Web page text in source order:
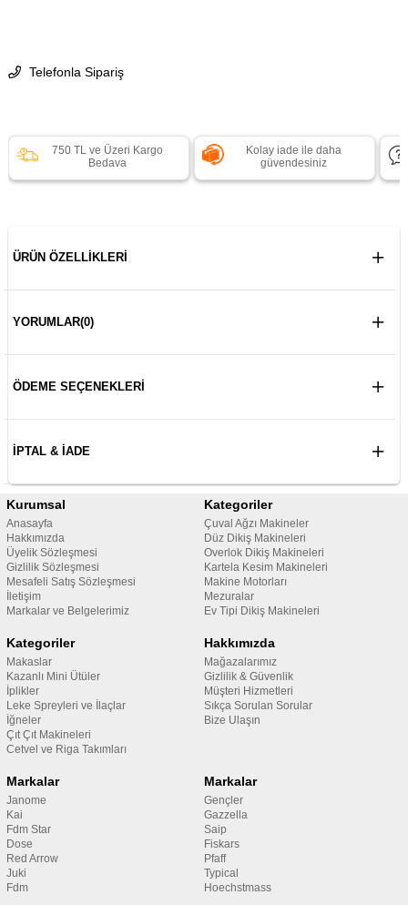
Telefonla Sipariş
750 TL ve Üzeri Kargo
Bedava
Kolay iade ile daha
güvendesiniz
ÜRÜN ÖZELLIKLERI
YORUMLAR(0)
ÖDEME SEÇENEKLERI
İPTAL & İADE
Kurumsal
Anasayfa
Hakkımızda
Üyelik Sözleşmesi
Gizlilik Sözleşmesi
Mesafeli Satış Sözleşmesi
İletişim
Markalar ve Belgelerimiz
Kategoriler
Çuval Ağzı Makineler
Düz Dikiş Makineleri
Overlok Dikiş Makineleri
Kartela Kesim Makineleri
Makine Motorları
Mezuralar
Ev Tipi Dikiş Makineleri
Kategoriler
Makaslar
Kazanlı Mini Ütüler
İplikler
Leke Spreyleri ve İlaçlar
İğneler
Çıt Çıt Makineleri
Cetvel ve Riga Takımları
Hakkımızda
Mağazalarımız
Gizlilik & Güvenlik
Müşteri Hizmetleri
Sıkça Sorulan Sorular
Bize Ulaşın
Markalar
Janome
Kai
Fdm Star
Dose
Red Arrow
Juki
Fdm
Markalar
Gençler
Gazzella
Saip
Fiskars
Pfaff
Typical
Hoechstmass